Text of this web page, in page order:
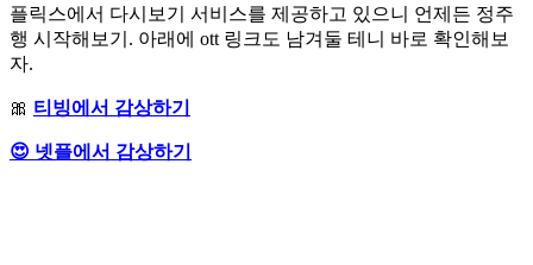
플릭스에서 다시보기 서비스를 제공하고 있으니 언제든 정주
행 시작해보기. 아래에 ott 링크도 남겨둘 테니 바로 확인해보
자.
🎀 티빙에서 감상하기
😍 넷플에서 감상하기